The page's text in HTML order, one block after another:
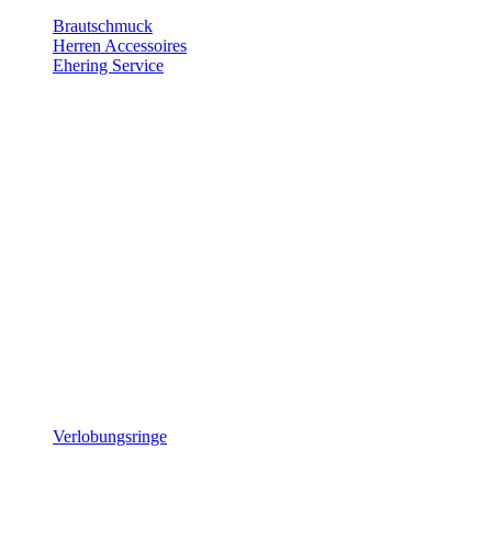
Brautschmuck
Herren Accessoires
Ehering Service
Verlobungsringe